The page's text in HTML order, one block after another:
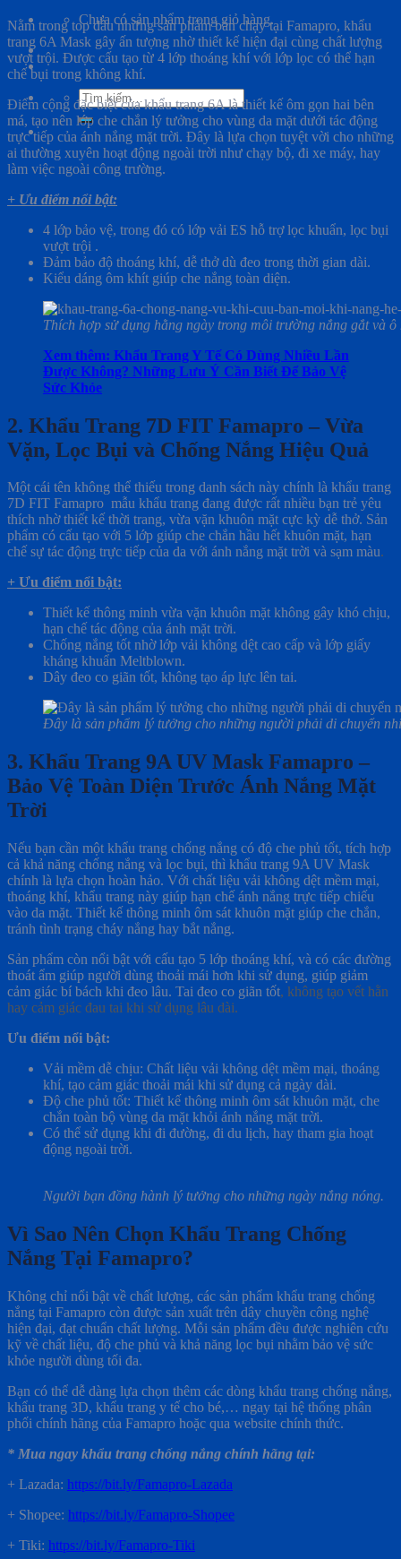
Chưa có sản phẩm trong giỏ hàng.
Tìm
kiếm:
Nằm trong top đầu những sản phẩm bán chạy tại Famapro, khẩu
trang 6A Mask gây ấn tượng nhờ thiết kế hiện đại cùng chất lượng
vượt trội. Được cấu tạo từ 4 lớp thoáng khí với lớp lọc có thể hạn
chế bụi trong không khí.
Điểm cộng đặc biệt của khẩu trang 6A là thiết kế ôm gọn hai bên
má, tạo nên lớp che chắn lý tưởng cho vùng da mặt dưới tác động
trực tiếp của ánh nắng mặt trời. Đây là lựa chọn tuyệt vời cho những
ai thường xuyên hoạt động ngoài trời như chạy bộ, đi xe máy, hay
làm việc ngoài công trường.
+ Ưu điểm nổi bật:
4 lớp bảo vệ, trong đó có lớp vải ES hỗ trợ lọc khuẩn, lọc bụi
vượt trội .
Đảm bảo độ thoáng khí, dễ thở dù đeo trong thời gian dài.
Kiểu dáng ôm khít giúp che nắng toàn diện.
Thích hợp sử dụng hằng ngày trong môi trường nắng gắt và ô
Xem thêm: Khẩu Trang Y Tế Có Dùng Nhiều Lần
Được Không? Những Lưu Ý Cần Biết Để Bảo Vệ
Sức Khỏe
2. Khẩu Trang 7D FIT Famapro – Vừa
Vặn, Lọc Bụi và Chống Nắng Hiệu Quả
Một cái tên không thể thiếu trong danh sách này chính là khẩu trang
7D FIT Famapro mẫu khẩu trang đang được rất nhiều bạn trẻ yêu
thích nhờ thiết kế thời trang, vừa vặn khuôn mặt cực kỳ dễ thở. Sản
phẩm có cấu tạo với 5 lớp giúp che chắn hầu hết khuôn mặt, hạn
chế sự tác động trực tiếp của da với ánh nắng mặt trời và sạm màu.
+ Ưu điểm nổi bật:
Thiết kế thông minh vừa vặn khuôn mặt không gây khó chịu,
hạn chế tác động của ánh mặt trời.
Chống nắng tốt nhờ lớp vải không dệt cao cấp và lớp giấy
kháng khuẩn Meltblown.
Dây đeo co giãn tốt, không tạo áp lực lên tai.
Đây là sản phẩm lý tưởng cho những người phải di chuyển
3. Khẩu Trang 9A UV Mask Famapro –
Bảo Vệ Toàn Diện Trước Ánh Nắng Mặt
Trời
Nếu bạn cần một khẩu trang chống nắng có độ che phủ tốt, tích hợp
cả khả năng chống nắng và lọc bụi, thì khẩu trang 9A UV Mask
chính là lựa chọn hoàn hảo. Với chất liệu vải không dệt mềm mại,
thoáng khí, khẩu trang này giúp hạn chế ánh nắng trực tiếp chiếu
vào da mặt. Thiết kế thông minh ôm sát khuôn mặt giúp che chắn,
tránh tình trạng cháy nắng hay bắt nắng.
Sản phẩm còn nổi bật với cấu tạo 5 lớp thoáng khí, và có các đường
thoát ẩm giúp người dùng thoải mái hơn khi sử dụng, giúp giảm
cảm giác bí bách khi đeo lâu. Tai đeo co giãn tốt, không tạo vết hằn
hay cảm giác đau tai khi sử dụng lâu dài.
Ưu điểm nổi bật:
Vải mềm dễ chịu: Chất liệu vải không dệt mềm mại, thoáng
khí, tạo cảm giác thoải mái khi sử dụng cả ngày dài.
Độ che phủ tốt: Thiết kế thông minh ôm sát khuôn mặt, che
chắn toàn bộ vùng da mặt khỏi ánh nắng mặt trời.
Có thể sử dụng khi đi đường, đi du lịch, hay tham gia hoạt
động ngoài trời.
Người bạn đồng hành lý tưởng cho những ngày nắng nóng.
Vì Sao Nên Chọn Khẩu Trang Chống
Nắng Tại Famapro?
Không chỉ nổi bật về chất lượng, các sản phẩm khẩu trang chống
nắng tại Famapro còn được sản xuất trên dây chuyền công nghệ
hiện đại, đạt chuẩn chất lượng. Mỗi sản phẩm đều được nghiên cứu
kỹ về chất liệu, độ che phủ và khả năng lọc bụi nhằm bảo vệ sức
khỏe người dùng tối đa.
Bạn có thể dễ dàng lựa chọn thêm các dòng khẩu trang chống nắng,
khẩu trang 3D, khẩu trang y tế cho bé,… ngay tại hệ thống phân
phối chính hãng của Famapro hoặc qua website chính thức.
* Mua ngay khẩu trang chống nắng chính hãng tại:
+ Lazada: https://bit.ly/Famapro-Lazada
+ Shopee: https://bit.ly/Famapro-Shopee
+ Tiki: https://bit.ly/Famapro-Tiki